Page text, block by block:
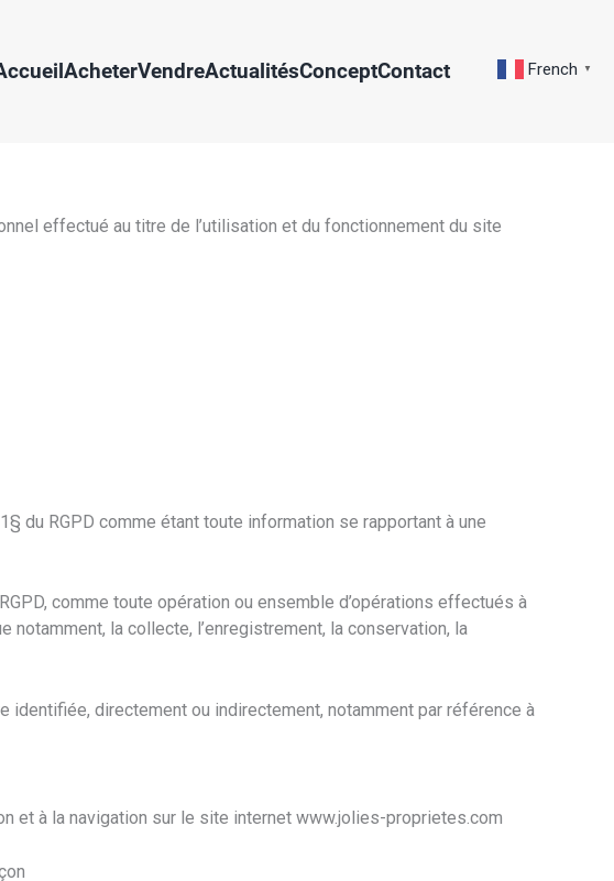
AcheterVendreActualitésConceptContact
effectué au titre de l’utilisation et du fonctionnement du site
du RGPD comme étant toute information se rapportant à une
comme toute opération ou ensemble d’opérations effectués à
la collecte, l’enregistrement, la conservation, la
identifiée, directement ou indirectement, notamment par référence à
et à la navigation sur le site internet www.jolies-proprietes.com
French ▼